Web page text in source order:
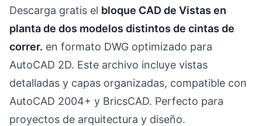
Descarga gratis el bloque CAD de Vistas en
planta de dos modelos distintos de cintas de
correr. en formato DWG optimizado para
AutoCAD 2D. Este archivo incluye vistas
detalladas y capas organizadas, compatible con
AutoCAD 2004+ y BricsCAD. Perfecto para
proyectos de arquitectura y diseño.